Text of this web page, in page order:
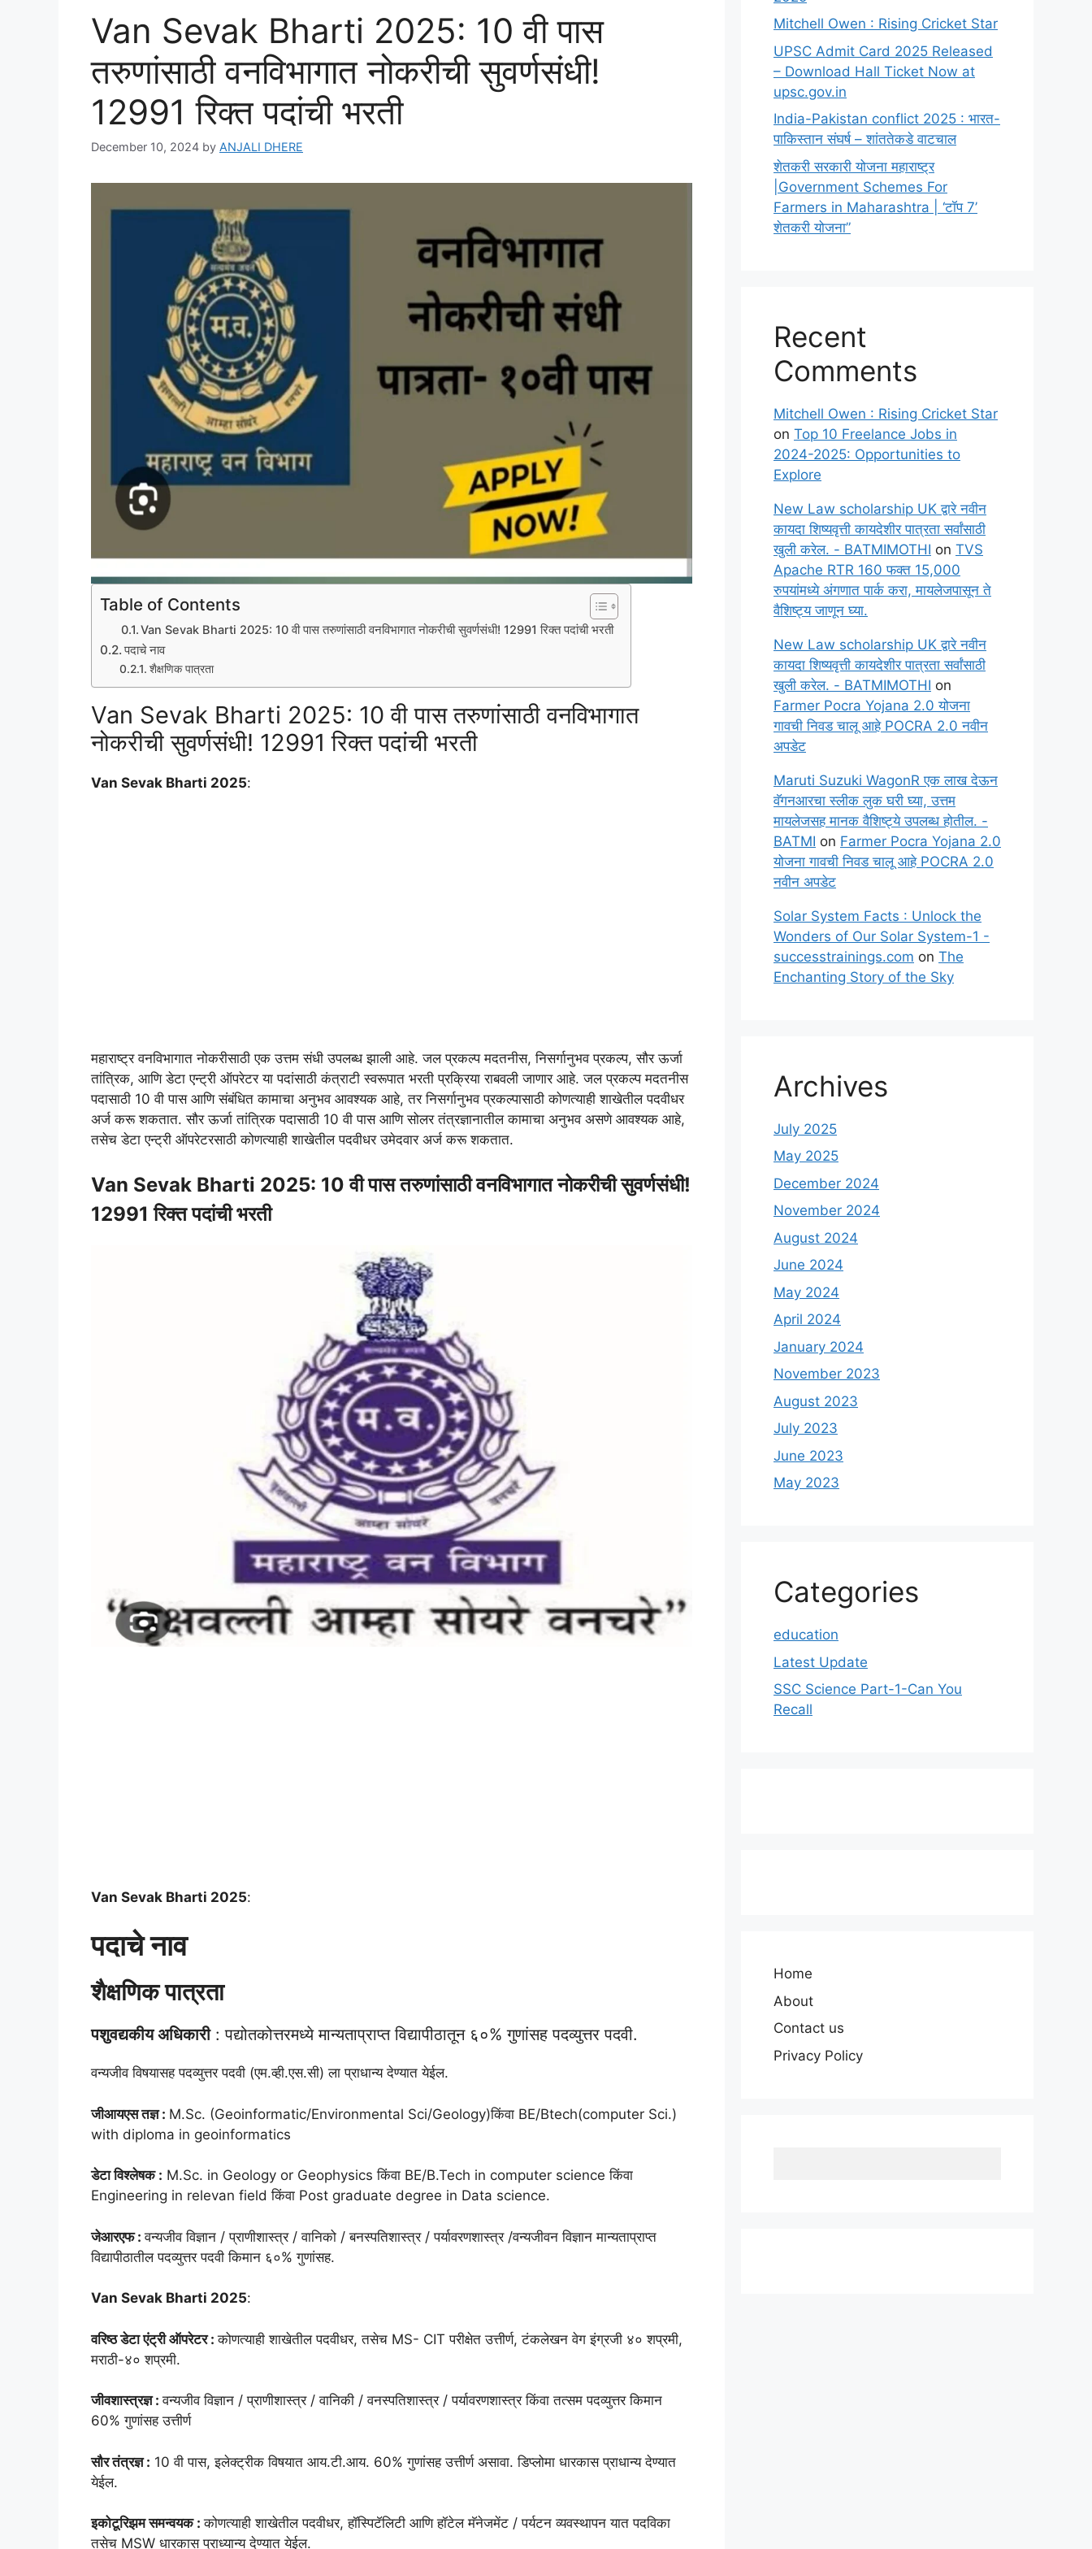
Van Sevak Bharti 2025: 10 वी पास
तरुणांसाठी वनविभागात नोकरीची सुवर्णसंधी!
12991 रिक्त पदांची भरती
December 10, 2024 by ANJALI DHERE
Table of Contents
Van Sevak Bharti 2025: 10 वी पास तरुणांसाठी वनविभागात नोकरीची सुवर्णसंधी! 12991 रिक्त पदांची भरती
पदाचे नाव
शैक्षणिक पात्रता
Van Sevak Bharti 2025: 10 वी पास तरुणांसाठी वनविभागात
नोकरीची सुवर्णसंधी! 12991 रिक्त पदांची भरती
Van Sevak Bharti 2025:
महाराष्ट्र वनविभागात नोकरीसाठी एक उत्तम संधी उपलब्ध झाली आहे. जल प्रकल्प मदतनीस, निसर्गानुभव प्रकल्प, सौर ऊर्जा
तांत्रिक, आणि डेटा एन्ट्री ऑपरेटर या पदांसाठी कंत्राटी स्वरूपात भरती प्रक्रिया राबवली जाणार आहे. जल प्रकल्प मदतनीस
पदासाठी 10 वी पास आणि संबंधित कामाचा अनुभव आवश्यक आहे, तर निसर्गानुभव प्रकल्पासाठी कोणत्याही शाखेतील पदवीधर
अर्ज करू शकतात. सौर ऊर्जा तांत्रिक पदासाठी 10 वी पास आणि सोलर तंत्रज्ञानातील कामाचा अनुभव असणे आवश्यक आहे,
तसेच डेटा एन्ट्री ऑपरेटरसाठी कोणत्याही शाखेतील पदवीधर उमेदवार अर्ज करू शकतात.
Van Sevak Bharti 2025: 10 वी पास तरुणांसाठी वनविभागात नोकरीची सुवर्णसंधी!
12991 रिक्त पदांची भरती
Van Sevak Bharti 2025:
पदाचे नाव
शैक्षणिक पात्रता
पशुवद्यकीय अधिकारी: पद्योतकोत्तरमध्ये मान्यताप्राप्त विद्यापीठातून ६०% गुणांसह पदव्युत्तर पदवी.
वन्यजीव विषयासह पदव्युत्तर पदवी (एम.व्ही.एस.सी) ला प्राधान्य देण्यात येईल.
जीआयएस तज्ञ : M.Sc. (Geoinformatic/Environmental Sci/Geology)किंवा BE/Btech(computer Sci.)
with diploma in geoinformatics
डेटा विश्लेषक : M.Sc. in Geology or Geophysics किंवा BE/B.Tech in computer science किंवा
Engineering in relevan field किंवा Post graduate degree in Data science.
जेआरएफ :वन्यजीव विज्ञान / प्राणीशास्त्र / वानिको / बनस्पतिशास्त्र / पर्यावरणशास्त्र /वन्यजीवन विज्ञान मान्यताप्राप्त
विद्यापीठातील पदव्युत्तर पदवी किमान ६०% गुणांसह.
Van Sevak Bharti 2025:
वरिष्ठ डेटा एंट्री ऑपरेटर :कोणत्याही शाखेतील पदवीधर, तसेच MS- CIT परीक्षेत उत्तीर्ण, टंकलेखन वेग इंग्रजी ४० शप्रमी,
मराठी-४० शप्रमी.
जीवशास्त्रज्ञ :वन्यजीव विज्ञान / प्राणीशास्त्र / वानिकी / वनस्पतिशास्त्र / पर्यावरणशास्त्र किंवा तत्सम पदव्युत्तर किमान
60% गुणांसह उत्तीर्ण
सौर तंत्रज्ञ : 10 वी पास, इलेक्ट्रीक विषयात आय.टी.आय. 60% गुणांसह उत्तीर्ण असावा. डिप्लोमा धारकास प्राधान्य देण्यात
येईल.
इकोटूरिझम समन्वयक :कोणत्याही शाखेतील पदवीधर, हॉस्पिटॅलिटी आणि हॉटेल मॅनेजमेंट / पर्यटन व्यवस्थापन यात पदविका
तसेच MSW धारकास प्राध्यान्य देण्यात येईल.
Mitchell Owen : Rising Cricket Star
UPSC Admit Card 2025 Released
– Download Hall Ticket Now at
upsc.gov.in
India-Pakistan conflict 2025 : भारत-
पाकिस्तान संघर्ष – शांततेकडे वाटचाल
शेतकरी सरकारी योजना महाराष्ट्र
|Government Schemes For
Farmers in Maharashtra | ‘टॉप 7’
शेतकरी योजना”
Recent
Comments
Mitchell Owen : Rising Cricket Star
on Top 10 Freelance Jobs in
2024-2025: Opportunities to
Explore
New Law scholarship UK द्वारे नवीन
कायदा शिष्यवृत्ती कायदेशीर पात्रता सर्वांसाठी
खुली करेल. - BATMIMOTHI on TVS
Apache RTR 160 फक्त 15,000
रुपयांमध्ये अंगणात पार्क करा, मायलेजपासून ते
वैशिष्ट्य जाणून घ्या.
New Law scholarship UK द्वारे नवीन
कायदा शिष्यवृत्ती कायदेशीर पात्रता सर्वांसाठी
खुली करेल. - BATMIMOTHI on
Farmer Pocra Yojana 2.0 योजना
गावची निवड चालू आहे POCRA 2.0 नवीन
अपडेट
Maruti Suzuki WagonR एक लाख देऊन
वॅगनआरचा स्लीक लुक घरी घ्या, उत्तम
मायलेजसह मानक वैशिष्ट्ये उपलब्ध होतील. -
BATMI on Farmer Pocra Yojana 2.0
योजना गावची निवड चालू आहे POCRA 2.0
नवीन अपडेट
Solar System Facts : Unlock the
Wonders of Our Solar System-1 -
successtrainings.com on The
Enchanting Story of the Sky
Archives
July 2025
May 2025
December 2024
November 2024
August 2024
June 2024
May 2024
April 2024
January 2024
November 2023
August 2023
July 2023
June 2023
May 2023
Categories
education
Latest Update
SSC Science Part-1-Can You
Recall
Home
About
Contact us
Privacy Policy